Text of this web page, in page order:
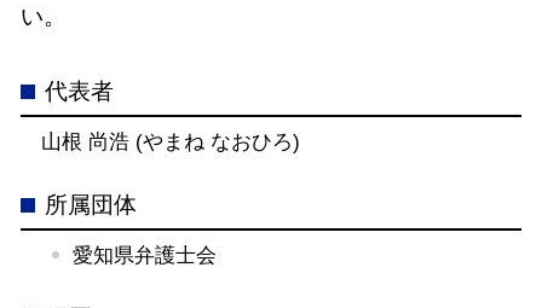
い。
代表者
山根 尚浩 (やまね なおひろ)
所属団体
愛知県弁護士会